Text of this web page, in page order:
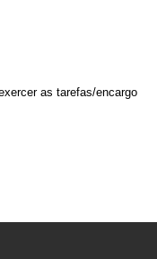
as tarefas/encargo